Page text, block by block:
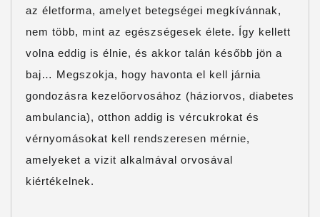
az életforma, amelyet betegségei megkívánnak,
nem több, mint az egészségesek élete. Így kellett
volna eddig is élnie, és akkor talán később jön a
baj… Megszokja, hogy havonta el kell járnia
gondozásra kezelőorvosához (háziorvos, diabetes
ambulancia), otthon addig is vércukrokat és
vérnyomásokat kell rendszeresen mérnie,
amelyeket a vizit alkalmával orvosával
kiértékelnek.